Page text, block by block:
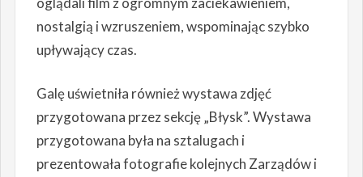
nostalgią i wzruszeniem, wspominając szybko
upływający czas.
Galę uświetniła również wystawa zdjęć
przygotowana przez sekcję „Błysk”. Wystawa
przygotowana była na sztalugach i
prezentowała fotografie kolejnych Zarządów i